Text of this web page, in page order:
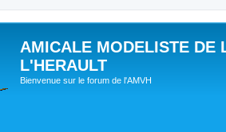
AMICALE MODELISTE DE
L'HERAULT
Bienvenue sur le forum de l'AMVH